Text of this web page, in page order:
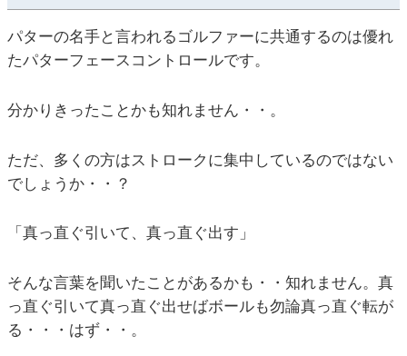
パターの名手と言われるゴルファーに共通するのは優れ
たパターフェースコントロールです。
分かりきったことかも知れません・・。
ただ、多くの方はストロークに集中しているのではない
でしょうか・・？
「真っ直ぐ引いて、真っ直ぐ出す」
そんな言葉を聞いたことがあるかも・・知れません。真
っ直ぐ引いて真っ直ぐ出せばボールも勿論真っ直ぐ転が
る・・・はず・・。